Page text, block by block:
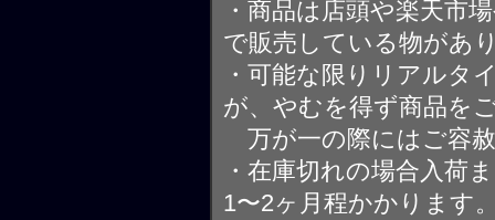
・商品は店頭や楽天市
で販売している物があ
・可能な限りリアルタ
が、やむを得ず商品を
万が一の際にはご容
・在庫切れの場合入荷
1〜2ヶ月程かかります